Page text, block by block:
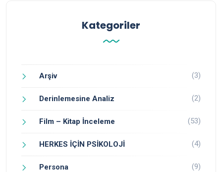
Kategoriler
Arşiv (3)
Derinlemesine Analiz (2)
Film – Kitap İnceleme (53)
HERKES İÇİN PSİKOLOJİ (4)
Persona (9)